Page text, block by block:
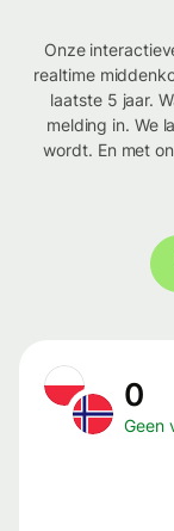
Onze
realtime
laatste 5 jaar.
melding in. We
wordt. En met
0
Geen